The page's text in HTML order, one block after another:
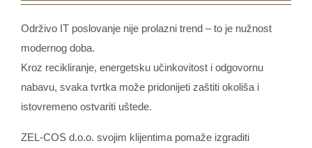
Održivo IT poslovanje nije prolazni trend – to je nužnost
modernog doba.
Kroz recikliranje, energetsku učinkovitost i odgovornu
nabavu, svaka tvrtka može pridonijeti zaštiti okoliša i
istovremeno ostvariti uštede.
ZEL-COS d.o.o. svojim klijentima pomaže izgraditi